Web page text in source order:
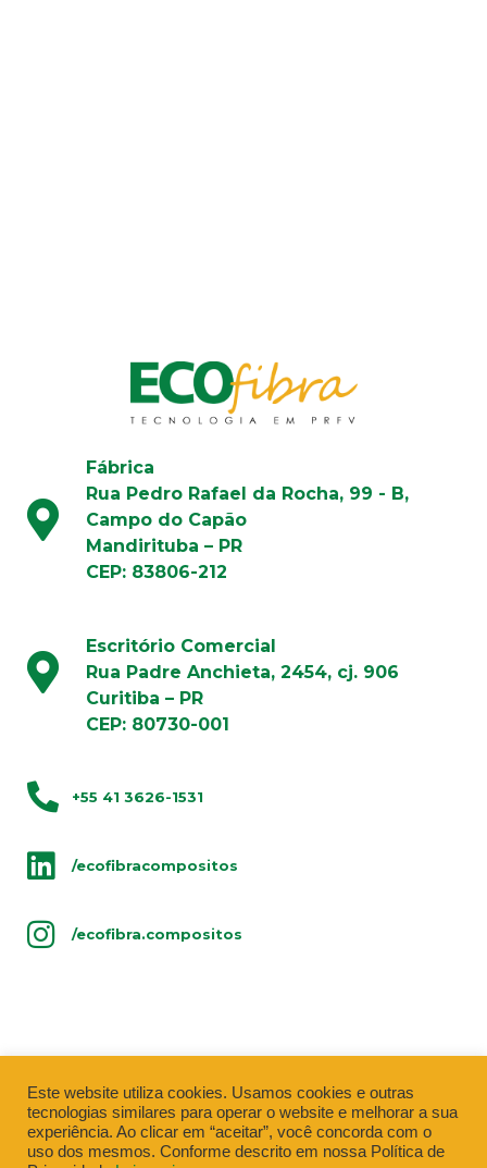
Fábrica
Rua Pedro Rafael da Rocha, 99 - B,
Campo do Capão
Mandirituba – PR
CEP: 83806-212
Escritório Comercial
Rua Padre Anchieta, 2454, cj. 906
Curitiba – PR
CEP: 80730-001
+55 41 3626-1531
/ecofibracompositos
/ecofibra.compositos
Este website utiliza cookies. Usamos cookies e outras
tecnologias similares para operar o website e melhorar a sua
experiência. Ao clicar em “aceitar”, você concorda com o
uso dos mesmos. Conforme descrito em nossa Política de